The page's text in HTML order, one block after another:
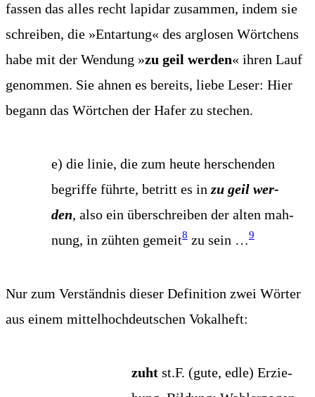
fas­sen das alles recht lapi­dar zusam­men, indem sie
schrei­ben, die »Ent­ar­tung« des arg­lo­sen Wört­chens
habe mit der Wen­dung »zu geil wer­den« ihren Lauf
genom­men. Sie ahnen es bereits, lie­be Leser: Hier
begann das Wört­chen der Hafer zu stechen.
e) die linie, die zum heu­te her­schen­den
begrif­fe führ­te, betritt es inzu geil wer­
den, also ein über­schrei­ben der alten mah­
nung, in züh­ten gemeit8zu sein …9
Nur zum Ver­ständ­nis die­ser Defi­ni­ti­on zwei Wör­ter
aus einem mit­tel­hoch­deut­schen Vokalheft:
zuht st.F. (gute, edle) Erzie­